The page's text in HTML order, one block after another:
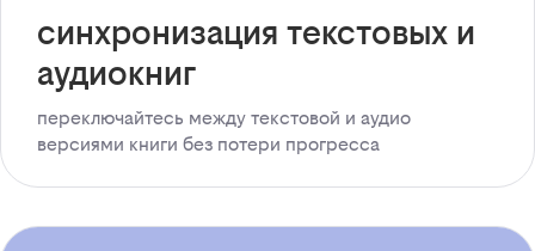
синхронизация текстовых и
аудиокниг
переключайтесь между текстовой и аудио
версиями книги без потери прогресса